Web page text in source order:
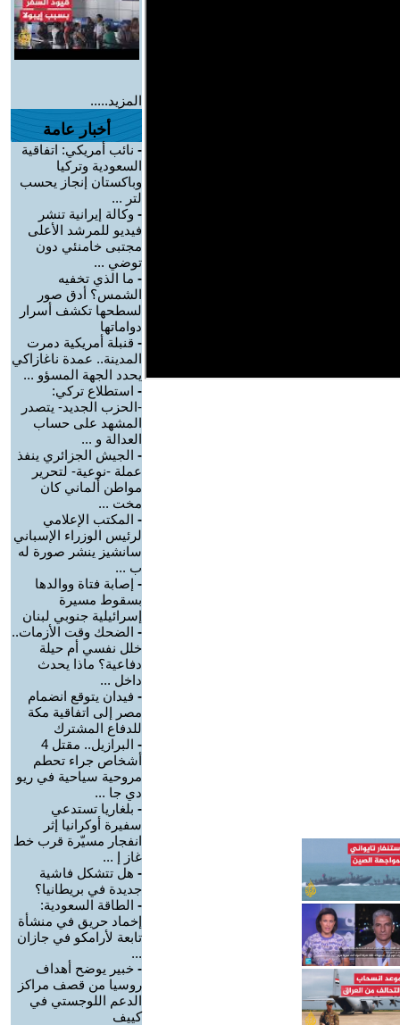
المزيد.....
أخبار عامة
- نائب أمريكي: اتفاقية
السعودية وتركيا
وباكستان إنجاز يحسب
لتر ...
- وكالة إيرانية تنشر
فيديو للمرشد الأعلى
مجتبى خامنئي دون
توضي ...
- ما الذي تخفيه
الشمس؟ أدق صور
لسطحها تكشف أسرار
دواماتها
- قنبلة أمريكية دمرت
المدينة.. عمدة ناغازاكي
يحدد الجهة المسؤو ...
- استطلاع تركي:
-الحزب الجديد- يتصدر
المشهد على حساب
العدالة و ...
- الجيش الجزائري ينفذ
عملة -نوعية- لتحرير
مواطن ألماني كان
مخت ...
- المكتب الإعلامي
لرئيس الوزراء الإسباني
سانشيز ينشر صورة له
ب ...
- إصابة فتاة ووالدها
بسقوط مسيرة
إسرائيلية جنوبي لبنان
- الضحك وقت الأزمات..
خلل نفسي أم حيلة
دفاعية؟ ماذا يحدث
داخل ...
- فيدان يتوقع انضمام
مصر إلى اتفاقية مكة
للدفاع المشترك
-
البرازيل.. مقتل 4
أشخاص جراء تحطم
مروحية سياحية في ريو
دي جا ...
- بلغاريا تستدعي
سفيرة أوكرانيا إثر
انفجار مسيّرة قرب خط
غاز إ ...
- هل تتشكل فاشية
جديدة في بريطانيا؟
- الطاقة السعودية:
إخماد حريق في منشأة
تابعة لأرامكو في جازان
...
- خبير يوضح أهداف
روسيا من قصف مراكز
الدعم اللوجستي في
كييف